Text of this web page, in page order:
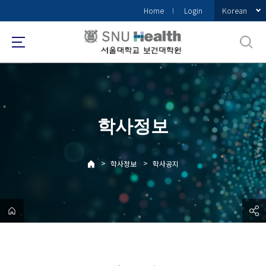
로
메
Home Login Korean
학사정보
> 학사정보 > 학사공지